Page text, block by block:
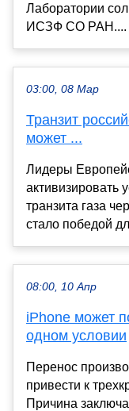
Лаборатории
ИСЗФ СО РАН....
03:00, 08 Мар
Транзит
может ...
Лидеры
транзита газа
стало победой
08:00, 10 Апр
iPhone может
одном условии
Перенос
привести к
Причина